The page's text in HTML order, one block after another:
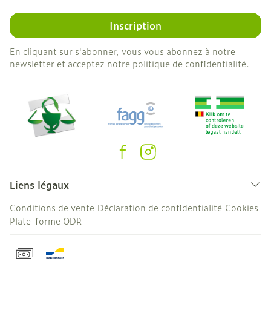
Inscription
En cliquant sur s'abonner, vous vous abonnez à notre
newsletter et acceptez notre politique de confidentialité.
Liens légaux
Conditions de vente Déclaration de confidentialité Cookies
Plate-forme ODR